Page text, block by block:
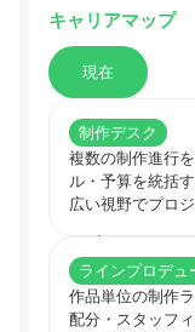
キャリアマップ
現在
制作デスク
複数の制作進行
ル・予算を統括
広い視野でプロ
ラインプロデュ
作品単位の制作
配分・スタッフ